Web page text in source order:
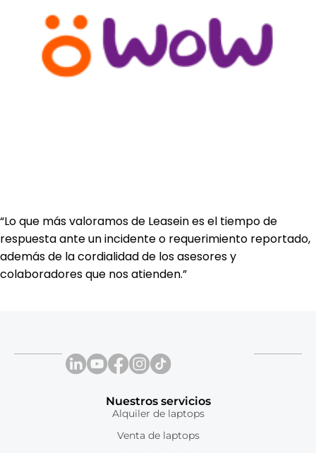
“Lo que más valoramos de Leasein es el tiempo de
respuesta ante un incidente o requerimiento reportado,
además de la cordialidad de los asesores y
colaboradores que nos atienden.”
Nuestros servicios
Alquiler de laptops
Venta de laptops